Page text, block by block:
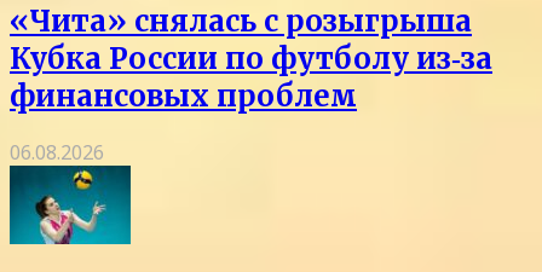
«Чита» снялась с розыгрыша
Кубка России по футболу из‑за
финансовых проблем
06.08.2026